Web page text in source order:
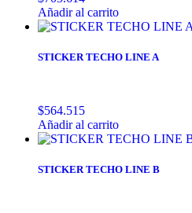
Añadir al carrito
STICKER TECHO LINE A
$564.515
Añadir al carrito
STICKER TECHO LINE B